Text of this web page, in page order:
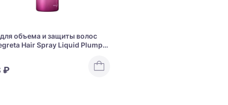
объема и защиты волос
Hair Spray Liquid Plump
₽